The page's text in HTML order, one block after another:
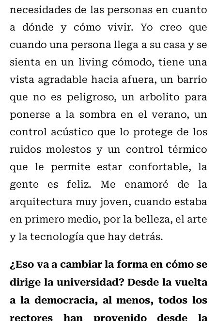
necesidades de las personas en cuanto
a dónde y cómo vivir. Yo creo que
cuando una persona llega a su casa y se
sienta en un living cómodo, tiene una
vista agradable hacia afuera, un barrio
que no es peligroso, un arbolito para
ponerse a la sombra en el verano, un
control acústico que lo protege de los
ruidos molestos y un control térmico
que le permite estar confortable, la
gente es feliz. Me enamoré de la
arquitectura muy joven, cuando estaba
en primero medio, por la belleza, el arte
y la tecnología que hay detrás.
¿Eso va a cambiar la forma en cómo se
dirige la universidad? Desde la vuelta
a la democracia, al menos, todos los
rectores han provenido desde la